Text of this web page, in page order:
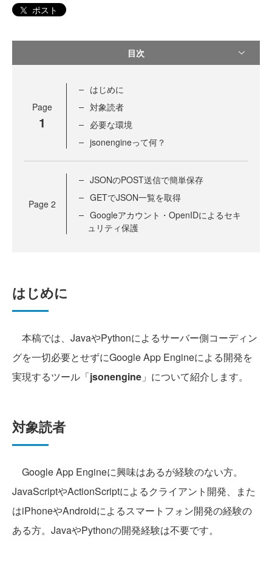
ポスト
目次
Page
1
はじめに
対象読者
必要な環境
jsonengineって何？
Page 2
JSONのPOST送信で簡単保存
GETでJSON一覧を取得
Googleアカウント・OpenIDによるセキ
ュリティ保護
はじめに
本稿では、JavaやPythonによるサーバー側コーディン
グを一切必要とせずにGoogle App Engineによる開発を
実現するツール「jsonengine 」について紹介します。
対象読者
Google App Engineに興味はあるが経験のない方。
JavaScriptやActionScriptによるクライアント開発、また
はiPhoneやAndroidによるスマートフォン開発の経験の
ある方。JavaやPythonの開発経験は不要です。